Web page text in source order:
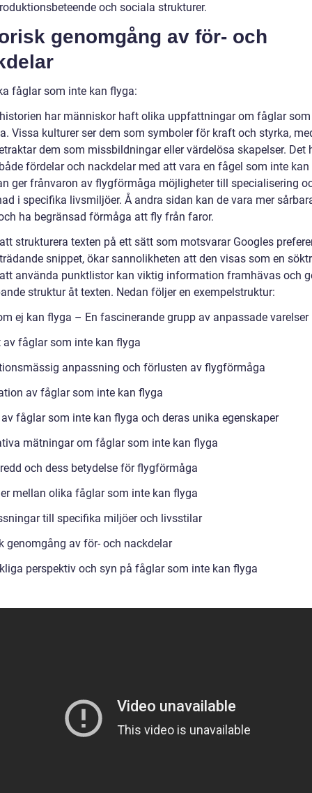
och sociala strukturer.
genomgång av för- och
fåglar som inte kan flyga:
har människor haft olika uppfattningar om fåglar
Vissa kulturer ser dem som symboler för kraft och styrka,
dem som missbildningar eller värdelösa skapelser. Det
fördelar och nackdelar med att vara en fågel som inte kan
ger frånvaron av flygförmåga möjligheter till specialisering
i specifika livsmiljöer. Å andra sidan kan de vara mer
ha begränsad förmåga att fly från faror.
strukturera texten på ett sätt som motsvarar Googles
snippet, ökar sannolikheten att den visas som en
använda punktlistor kan viktig information framhävas och
struktur åt texten. Nedan följer en exempelstruktur:
ej kan flyga – En fascinerande grupp av anpassade varelser
av fåglar som inte kan flyga
anpassning och förlusten av flygförmåga
av fåglar som inte kan flyga
fåglar som inte kan flyga och deras unika egenskaper
mätningar om fåglar som inte kan flyga
och dess betydelse för flygförmåga
mellan olika fåglar som inte kan flyga
till specifika miljöer och livsstilar
genomgång av för- och nackdelar
perspektiv och syn på fåglar som inte kan flyga